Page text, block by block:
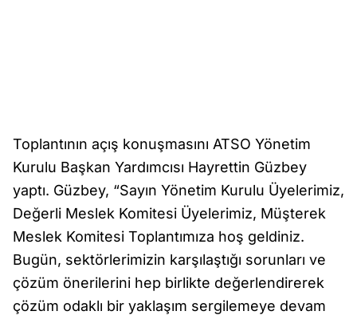
Toplantının açış konuşmasını ATSO Yönetim
Kurulu Başkan Yardımcısı Hayrettin Güzbey
yaptı. Güzbey, “Sayın Yönetim Kurulu Üyelerimiz,
Değerli Meslek Komitesi Üyelerimiz, Müşterek
Meslek Komitesi Toplantımıza hoş geldiniz.
Bugün, sektörlerimizin karşılaştığı sorunları ve
çözüm önerilerini hep birlikte değerlendirerek
çözüm odaklı bir yaklaşım sergilemeye devam